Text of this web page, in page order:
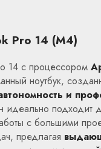
Pro 14 (M4)
14 с процессором
ноутбук,
и
идеально подходит
с большими
предлагая